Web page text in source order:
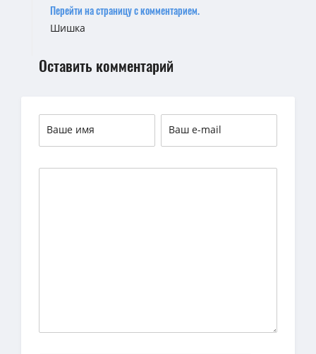
Перейти на страницу с комментарием.
Шишка
Оставить комментарий